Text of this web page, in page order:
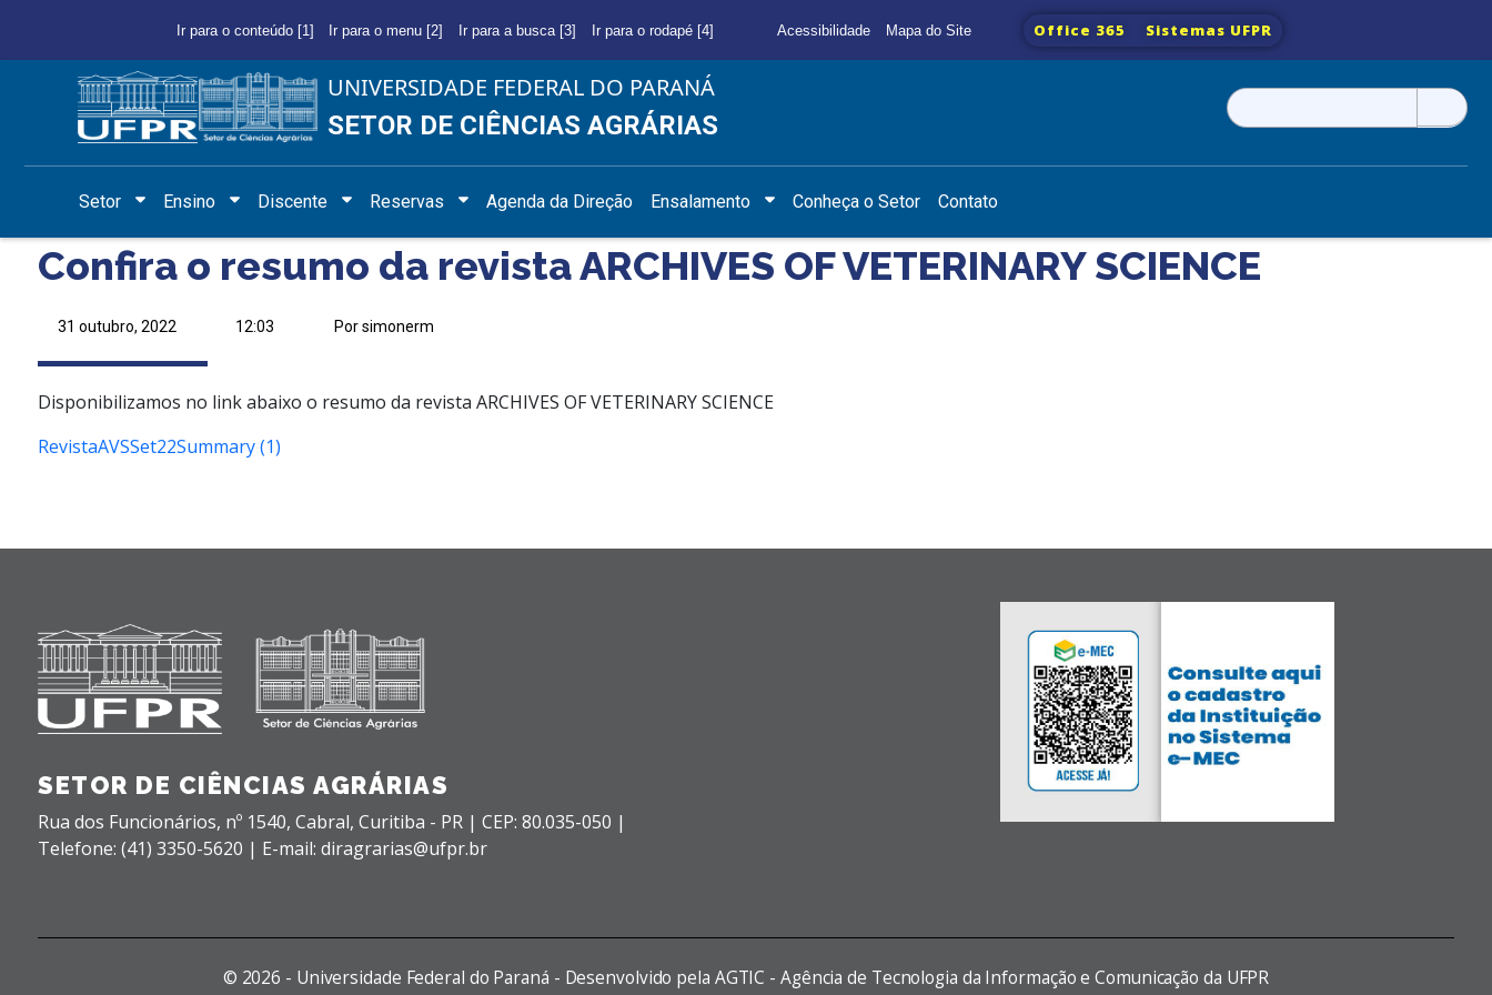
Ir para o conteúdo [1] Ir para o menu [2] Ir para a busca [3] Ir para o rodapé [4] Acessibilidade Mapa do Site Office 365 Sistemas UFPR
UNIVERSIDADE FEDERAL DO PARANÁ
SETOR DE CIÊNCIAS AGRÁRIAS
Pesquisar
por:
Setor Ensino Discente Reservas Agenda da Direção Ensalamento Conheça o Setor Contato
Confira o resumo da revista ARCHIVES OF VETERINARY SCIENCE
31 outubro, 2022 12:03 Por simonerm
Disponibilizamos no link abaixo o resumo da revista ARCHIVES OF VETERINARY SCIENCE
RevistaAVSSet22Summary (1)
SETOR DE CIÊNCIAS AGRÁRIAS
Rua dos Funcionários, nº 1540, Cabral, Curitiba - PR | CEP: 80.035-050 |
Telefone: (41) 3350-5620 | E-mail: diragrarias@ufpr.br
© 2026 - Universidade Federal do Paraná - Desenvolvido pela AGTIC - Agência de Tecnologia da Informação e Comunicação da UFPR